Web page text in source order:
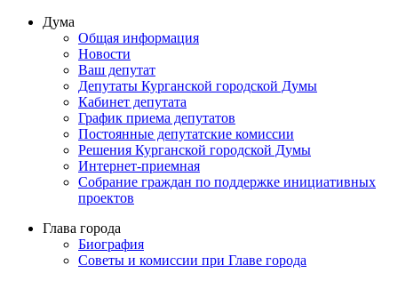
Дума
Общая информация
Новости
Ваш депутат
Депутаты Курганской городской Думы
Кабинет депутата
График приема депутатов
Постоянные депутатские комиссии
Решения Курганской городской Думы
Интернет-приемная
Собрание граждан по поддержке инициативных
проектов
Глава города
Биография
Советы и комиссии при Главе города